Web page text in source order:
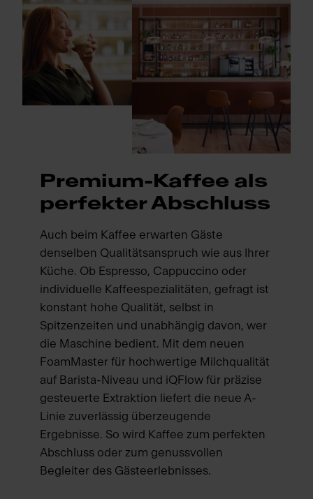
Premium-Kaffee als
perfekter Abschluss
Auch beim Kaffee erwarten Gäste
denselben Qualitätsanspruch wie aus Ihrer
Küche. Ob Espresso, Cappuccino oder
individuelle Kaffeespezialitäten, gefragt ist
konstant hohe Qualität, selbst in
Spitzenzeiten und unabhängig davon, wer
die Maschine bedient. Mit dem neuen
FoamMaster für hochwertige Milchqualität
auf Barista-Niveau und iQFlow für präzise
gesteuerte Extraktion liefert die neue A-
Linie zuverlässig überzeugende
Ergebnisse. So wird Kaffee zum perfekten
Abschluss oder zum genussvollen
Begleiter des Gästeerlebnisses.